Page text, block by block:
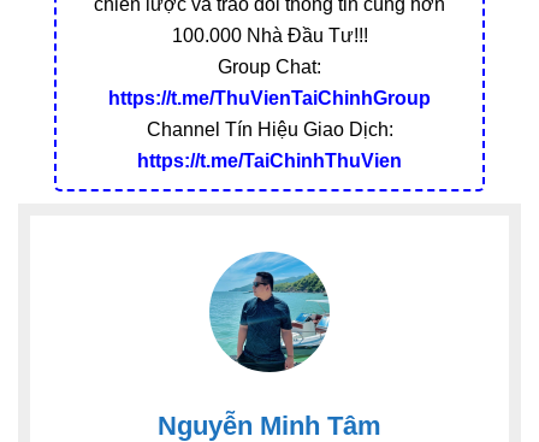
100.000 Nhà Đầu Tư!!!
Group Chat:
https://t.me/ThuVienTaiChinhGroup
Channel Tín Hiệu Giao Dịch:
https://t.me/TaiChinhThuVien
Nguyễn Minh Tâm